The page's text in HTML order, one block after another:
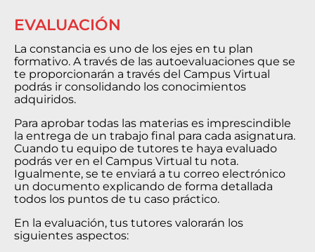
EVALUACIÓN
La constancia es uno de los ejes en tu plan
formativo. A través de las autoevaluaciones que se
te proporcionarán a través del Campus Virtual
podrás ir consolidando los conocimientos
adquiridos.
Para aprobar todas las materias es imprescindible
la entrega de un trabajo final para cada asignatura.
Cuando tu equipo de tutores te haya evaluado
podrás ver en el Campus Virtual tu nota.
Igualmente, se te enviará a tu correo electrónico
un documento explicando de forma detallada
todos los puntos de tu caso práctico.
En la evaluación, tus tutores valorarán los
siguientes aspectos: